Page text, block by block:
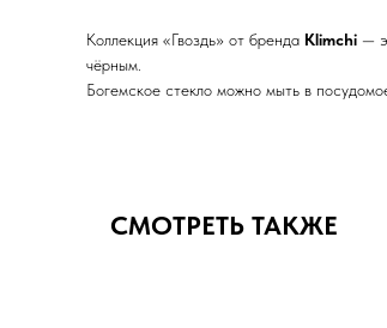
Коллекция «Гвоздь» от бренда Klimchi —
чёрным.
Богемское стекло можно мыть в
СМОТРЕТЬ ТАКЖЕ